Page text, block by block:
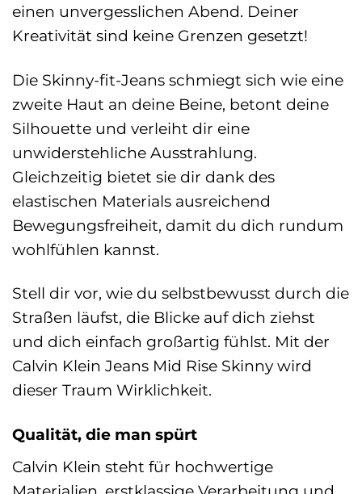
einen unvergesslichen Abend. Deiner
Kreativität sind keine Grenzen gesetzt!
Die Skinny-fit-Jeans schmiegt sich wie eine
zweite Haut an deine Beine, betont deine
Silhouette und verleiht dir eine
unwiderstehliche Ausstrahlung.
Gleichzeitig bietet sie dir dank des
elastischen Materials ausreichend
Bewegungsfreiheit, damit du dich rundum
wohlfühlen kannst.
Stell dir vor, wie du selbstbewusst durch die
Straßen läufst, die Blicke auf dich ziehst
und dich einfach großartig fühlst. Mit der
Calvin Klein Jeans Mid Rise Skinny wird
dieser Traum Wirklichkeit.
Qualität, die man spürt
Calvin Klein steht für hochwertige